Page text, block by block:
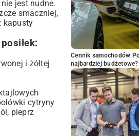
jest nudne.
smaczniej,
kapusty
i żółtej
cytryny
pieprz
Cennik samochodów
najbardziej budżetowe?